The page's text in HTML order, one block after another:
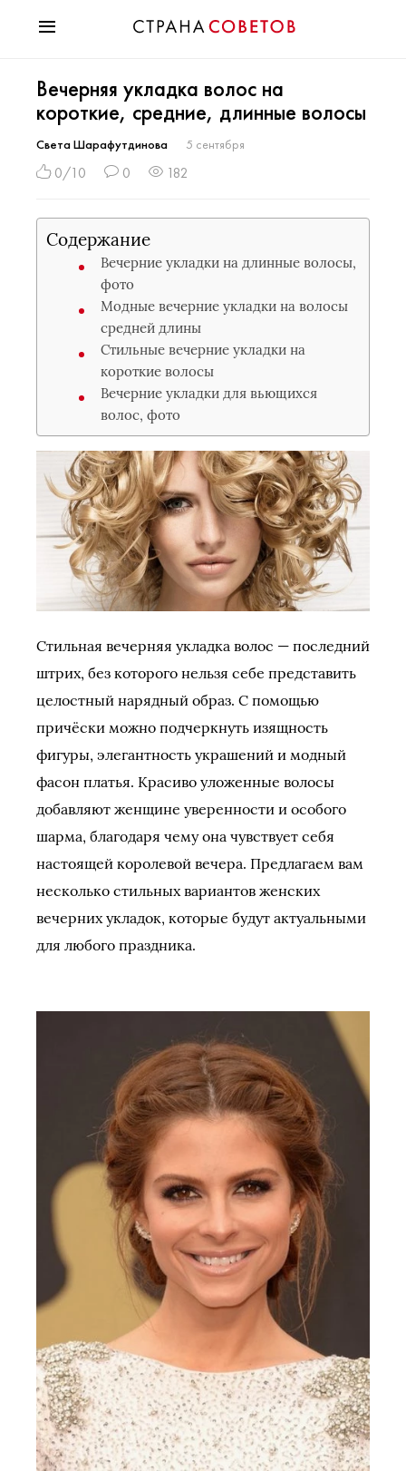
Мода
Звезды
Гороскопы
Здоровье
Хобби
Разное
Праздники
Вечерняя укладка волос на
короткие, средние, длинные волосы
Света Шарафутдинова 5 сентября
0/10 0 182
Содержание
Вечерние укладки на длинные волосы,
фото
Модные вечерние укладки на волосы
средней длины
Стильные вечерние укладки на
короткие волосы
Вечерние укладки для вьющихся
волос, фото
Стильная вечерняя укладка волос — последний
штрих, без которого нельзя себе представить
целостный нарядный образ. С помощью
причёски можно подчеркнуть изящность
фигуры, элегантность украшений и модный
фасон платья. Красиво уложенные волосы
добавляют женщине уверенности и особого
шарма, благодаря чему она чувствует себя
настоящей королевой вечера. Предлагаем вам
несколько стильных вариантов женских
вечерних укладок, которые будут актуальными
для любого праздника.